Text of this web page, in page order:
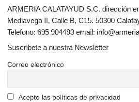
ARMERIA CALATAYUD S.C. dirección
Mediavega II, Calle B, C15. 50300
Telefono: 695 904493 email:
Suscribete a nuestra Newsletter
Correo electrónico
Acepto las políticas de privacidad